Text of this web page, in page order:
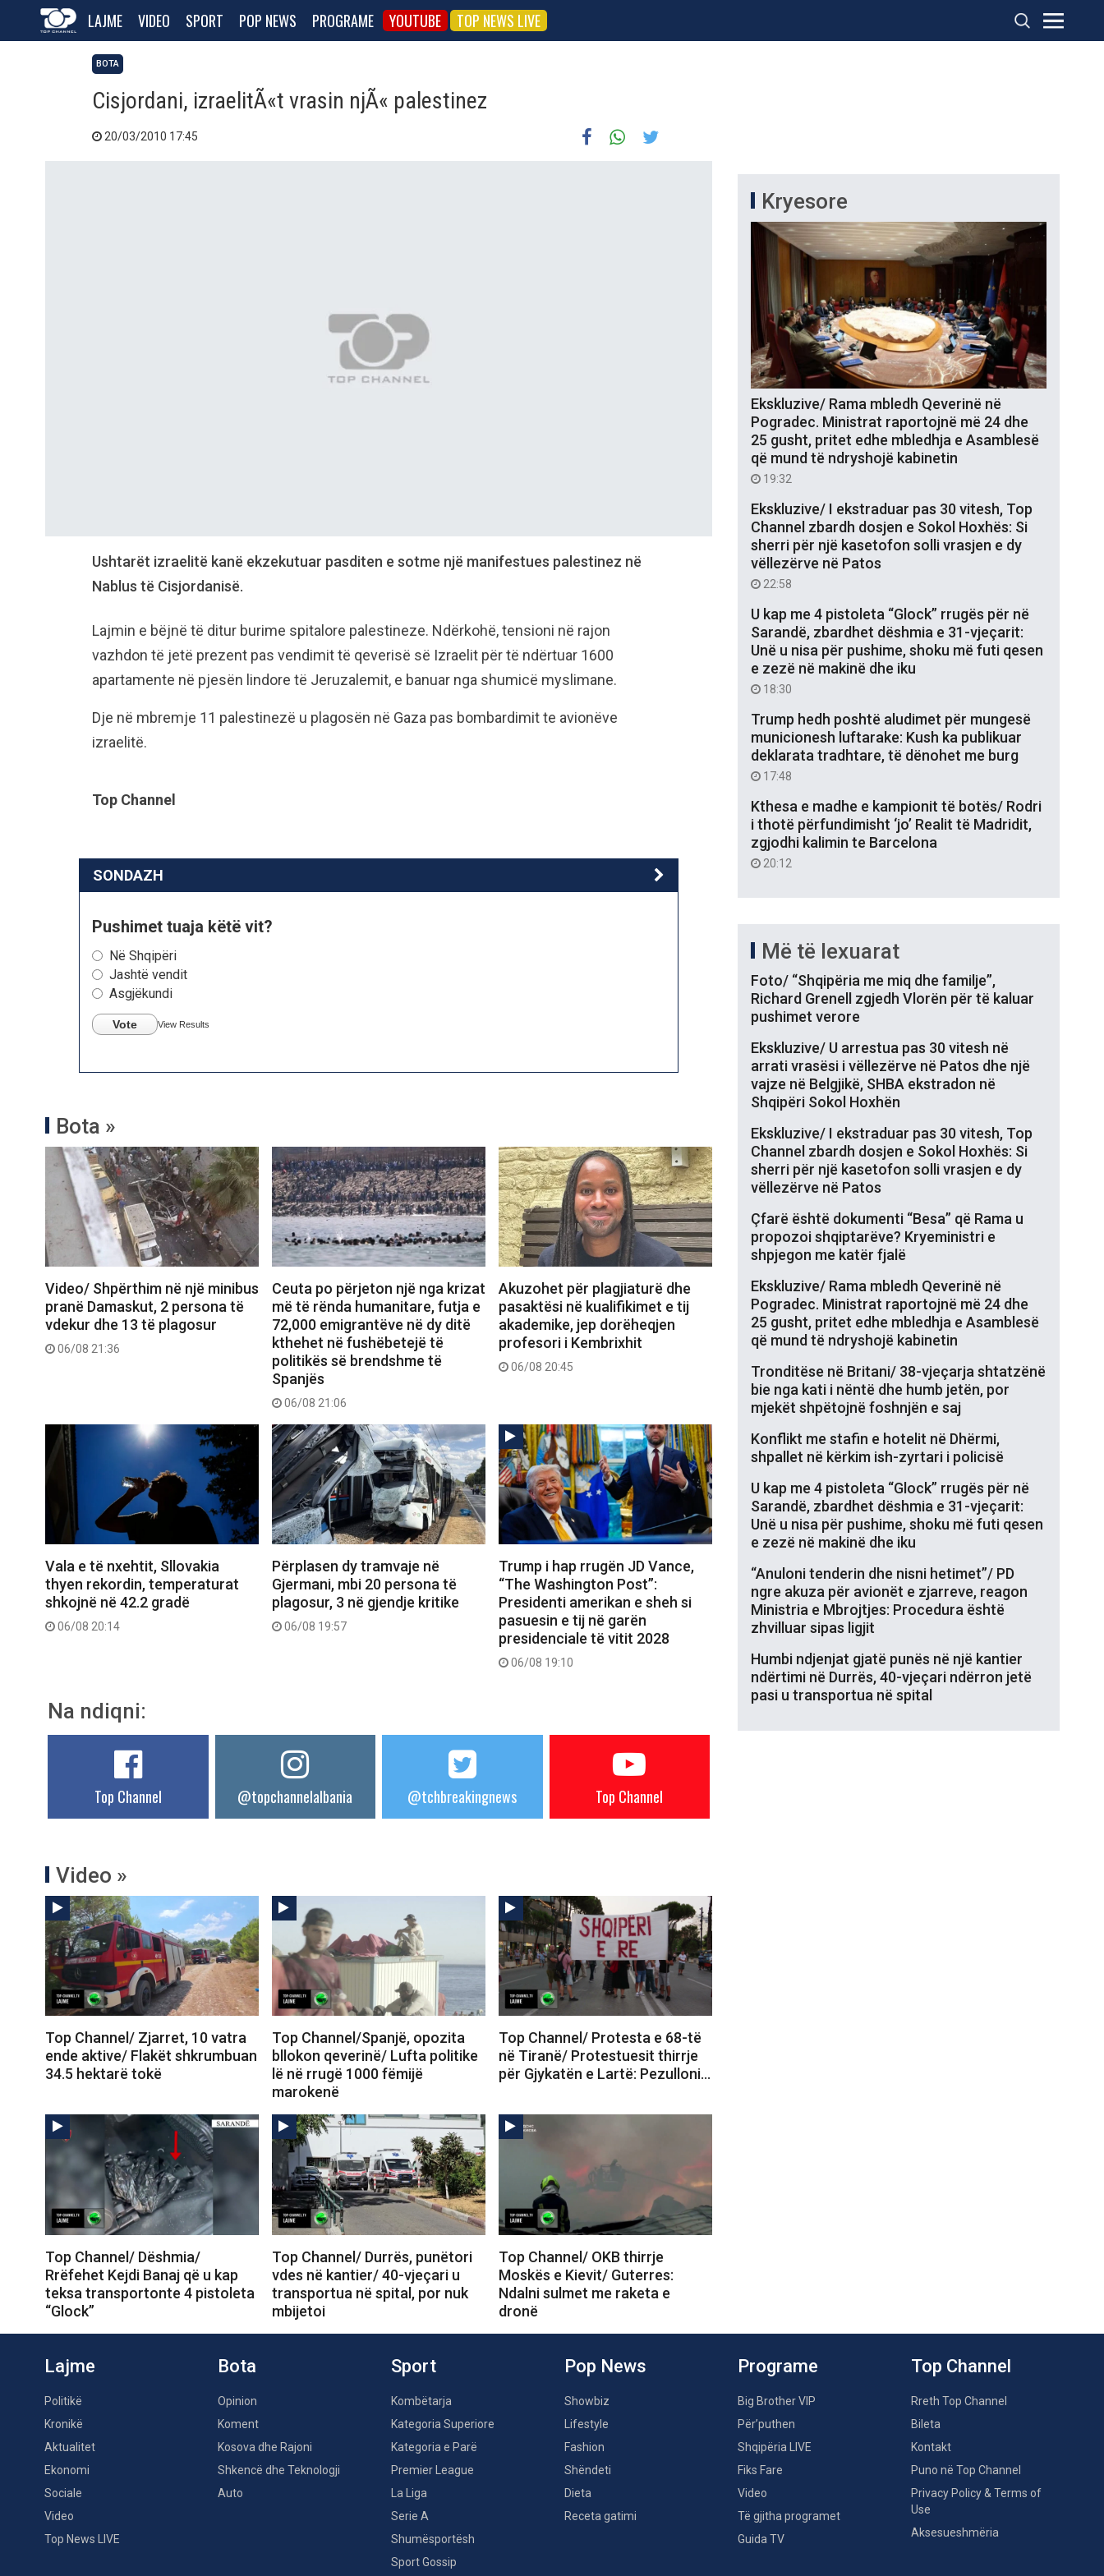
LAJME VIDEO SPORT POP NEWS PROGRAME YOUTUBE TOP NEWS LIVE
BOTA
Cisjordani, izraelitÃ«t vrasin njÃ« palestinez
20/03/2010 17:45
Ushtarët izraelitë kanë ekzekutuar pasditen e sotme një manifestues palestinez në
Nablus të Cisjordanisë.
Lajmin e bëjnë të ditur burime spitalore palestineze. Ndërkohë, tensioni në rajon
vazhdon të jetë prezent pas vendimit të qeverisë së Izraelit për të ndërtuar 1600
apartamente në pjesën lindore të Jeruzalemit, e banuar nga shumicë myslimane.
Dje në mbremje 11 palestinezë u plagosën në Gaza pas bombardimit te avionëve
izraelitë.
Top Channel
SONDAZH
Pushimet tuaja këtë vit?
Në Shqipëri
Jashtë vendit
Asgjëkundi
Vote View Results
Bota »
Video/ Shpërthim në një minibus
pranë Damaskut, 2 persona të
vdekur dhe 13 të plagosur
06/08 21:36
Ceuta po përjeton një nga krizat
më të rënda humanitare, futja e
72,000 emigrantëve në dy ditë
kthehet në fushëbetejë të
politikës së brendshme të
Spanjës
06/08 21:06
Akuzohet për plagjiaturë dhe
pasaktësi në kualifikimet e tij
akademike, jep dorëheqjen
profesori i Kembrixhit
06/08 20:45
Vala e të nxehtit, Sllovakia
thyen rekordin, temperaturat
shkojnë në 42.2 gradë
06/08 20:14
Përplasen dy tramvaje në
Gjermani, mbi 20 persona të
plagosur, 3 në gjendje kritike
06/08 19:57
Trump i hap rrugën JD Vance,
“The Washington Post”:
Presidenti amerikan e sheh si
pasuesin e tij në garën
presidenciale të vitit 2028
06/08 19:10
Na ndiqni:
Top Channel @topchannelalbania @tchbreakingnews Top Channel
Video »
Top Channel/ Zjarret, 10 vatra
ende aktive/ Flakët shkrumbuan
34.5 hektarë tokë
Top Channel/Spanjë, opozita
bllokon qeverinë/ Lufta politike
lë në rrugë 1000 fëmijë
marokenë
Top Channel/ Protesta e 68-të
në Tiranë/ Protestuesit thirrje
për Gjykatën e Lartë: Pezulloni…
Top Channel/ Dëshmia/
Rrëfehet Kejdi Banaj që u kap
teksa transportonte 4 pistoleta
“Glock”
Top Channel/ Durrës, punëtori
vdes në kantier/ 40-vjeçari u
transportua në spital, por nuk
mbijetoi
Top Channel/ OKB thirrje
Moskës e Kievit/ Guterres:
Ndalni sulmet me raketa e
dronë
Kryesore
Ekskluzive/ Rama mbledh Qeverinë në
Pogradec. Ministrat raportojnë më 24 dhe
25 gusht, pritet edhe mbledhja e Asamblesë
që mund të ndryshojë kabinetin
19:32
Ekskluzive/ I ekstraduar pas 30 vitesh, Top
Channel zbardh dosjen e Sokol Hoxhës: Si
sherri për një kasetofon solli vrasjen e dy
vëllezërve në Patos
22:58
U kap me 4 pistoleta “Glock” rrugës për në
Sarandë, zbardhet dëshmia e 31-vjeçarit:
Unë u nisa për pushime, shoku më futi qesen
e zezë në makinë dhe iku
18:30
Trump hedh poshtë aludimet për mungesë
municionesh luftarake: Kush ka publikuar
deklarata tradhtare, të dënohet me burg
17:48
Kthesa e madhe e kampionit të botës/ Rodri
i thotë përfundimisht ‘jo’ Realit të Madridit,
zgjodhi kalimin te Barcelona
20:12
Më të lexuarat
Foto/ “Shqipëria me miq dhe familje”,
Richard Grenell zgjedh Vlorën për të kaluar
pushimet verore
Ekskluzive/ U arrestua pas 30 vitesh në
arrati vrasësi i vëllezërve në Patos dhe një
vajze në Belgjikë, SHBA ekstradon në
Shqipëri Sokol Hoxhën
Ekskluzive/ I ekstraduar pas 30 vitesh, Top
Channel zbardh dosjen e Sokol Hoxhës: Si
sherri për një kasetofon solli vrasjen e dy
vëllezërve në Patos
Çfarë është dokumenti “Besa” që Rama u
propozoi shqiptarëve? Kryeministri e
shpjegon me katër fjalë
Ekskluzive/ Rama mbledh Qeverinë në
Pogradec. Ministrat raportojnë më 24 dhe
25 gusht, pritet edhe mbledhja e Asamblesë
që mund të ndryshojë kabinetin
Tronditëse në Britani/ 38-vjeçarja shtatzënë
bie nga kati i nëntë dhe humb jetën, por
mjekët shpëtojnë foshnjën e saj
Konflikt me stafin e hotelit në Dhërmi,
shpallet në kërkim ish-zyrtari i policisë
U kap me 4 pistoleta “Glock” rrugës për në
Sarandë, zbardhet dëshmia e 31-vjeçarit:
Unë u nisa për pushime, shoku më futi qesen
e zezë në makinë dhe iku
“Anuloni tenderin dhe nisni hetimet”/ PD
ngre akuza për avionët e zjarreve, reagon
Ministria e Mbrojtjes: Procedura është
zhvilluar sipas ligjit
Humbi ndjenjat gjatë punës në një kantier
ndërtimi në Durrës, 40-vjeçari ndërron jetë
pasi u transportua në spital
Lajme
Politikë
Kronikë
Aktualitet
Ekonomi
Sociale
Video
Top News LIVE
Bota
Opinion
Koment
Kosova dhe Rajoni
Shkencë dhe Teknologji
Auto
Sport
Kombëtarja
Kategoria Superiore
Kategoria e Parë
Premier League
La Liga
Serie A
Shumësportësh
Sport Gossip
Pop News
Showbiz
Lifestyle
Fashion
Shëndeti
Dieta
Receta gatimi
Programe
Big Brother VIP
Për’puthen
Shqipëria LIVE
Fiks Fare
Video
Të gjitha programet
Guida TV
Top Channel
Rreth Top Channel
Bileta
Kontakt
Puno në Top Channel
Privacy Policy & Terms of
Use
Aksesueshmëria